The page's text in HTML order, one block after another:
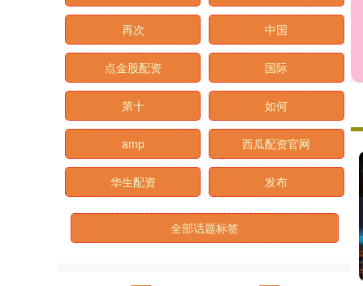
再次 中国
点金股配资 国际
第十 如何
amp 西瓜配资官网
华生配资 发布
全部话题标签